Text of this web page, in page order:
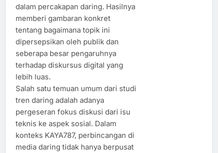
dalam percakapan daring. Hasilnya
memberi gambaran konkret
tentang bagaimana topik ini
dipersepsikan oleh publik dan
seberapa besar pengaruhnya
terhadap diskursus digital yang
lebih luas.
Salah satu temuan umum dari studi
tren daring adalah adanya
pergeseran fokus diskusi dari isu
teknis ke aspek sosial. Dalam
konteks KAYA787, perbincangan di
media daring tidak hanya berpusat